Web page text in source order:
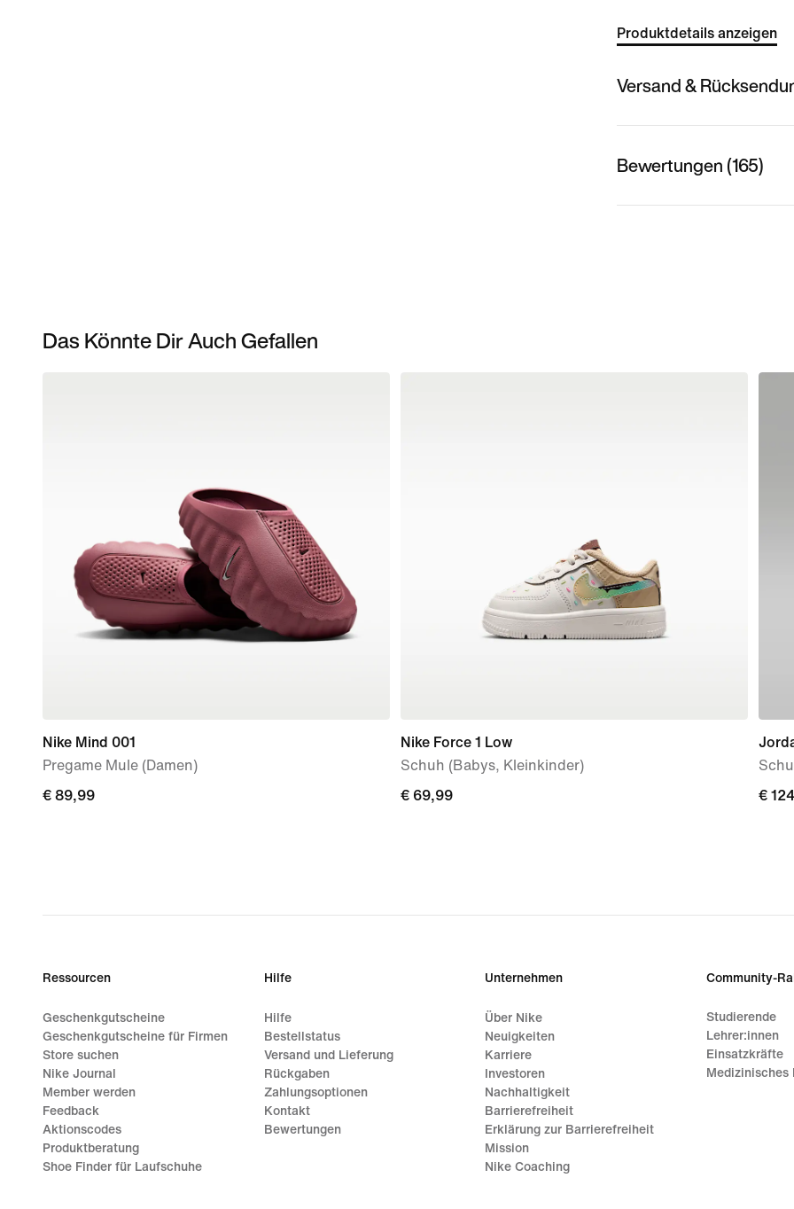
Produktdetails anzeigen
Versand &
Bewertungen (165)
Das Könnte Dir Auch Gefallen
Nike Mind 001
Pregame Mule (Damen)
€ 89,99
€ 89,99
Nike Force 1 Low
Schuh (Babys, Kleinkinder)
€ 69,99
€ 69,99
€
€
Ressourcen
Geschenkgutscheine
Geschenkgutscheine für Firmen
Store suchen
Nike Journal
Member werden
Feedback
Aktionscodes
Produktberatung
Shoe Finder für Laufschuhe
Hilfe
Hilfe
Bestellstatus
Versand und Lieferung
Rückgaben
Zahlungsoptionen
Kontakt
Bewertungen
Unternehmen
Über Nike
Neuigkeiten
Karriere
Investoren
Nachhaltigkeit
Barrierefreiheit
Erklärung zur Barrierefreiheit
Mission
Nike Coaching
Community-
Studierende
Lehrer:innen
Einsatzkräfte
Medizinisches